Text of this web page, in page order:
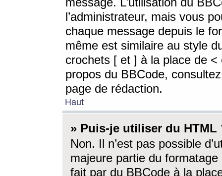
l’administrateur, mais vous
chaque message depuis le
même est similaire au style
crochets [ et ] à la place de <
propos du BBCode,
page de rédaction.
Haut
» Puis-je utiliser du HTML
Non. Il n’est pas possible
majeure partie du
fait par du BBCode à la